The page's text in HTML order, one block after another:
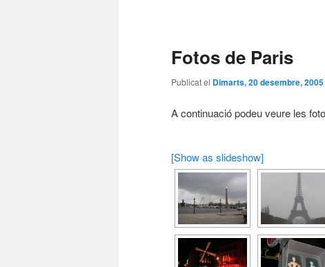
entrades
Fotos de Paris
Publicat el Dimarts, 20 desembre, 2005
A continuació podeu veure les
[Show as slideshow]